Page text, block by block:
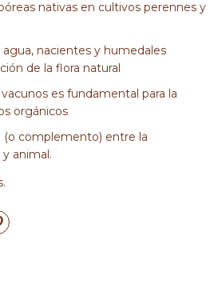
nativas en cultivos perennes y
nacientes y humedales
de la flora natural
es fundamental para la
orgánicos
(o complemento) entre la
animal.